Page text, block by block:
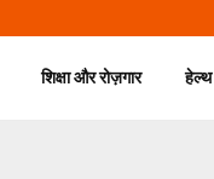
शिक्षा और रोज़गार हेल्थ